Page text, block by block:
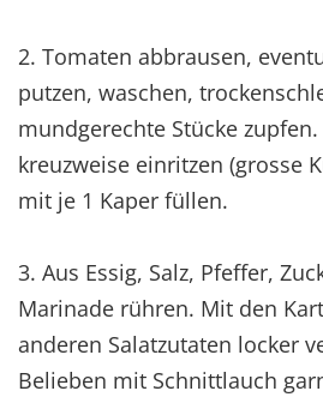
2. Tomaten abbrausen,
putzen, waschen,
mundgerechte Stücke
kreuzweise einritzen (grosse
mit je 1 Kaper füllen.
3. Aus Essig, Salz, Pfeffer,
Marinade rühren. Mit den
anderen Salatzutaten locker
Belieben mit Schnittlauch